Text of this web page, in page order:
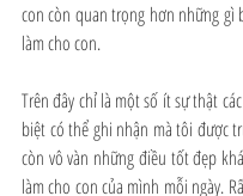
con còn quan trọng hơn những gì
làm cho con.
Trên đây chỉ là một số ít sự thật
biệt có thể ghi nhận mà tôi được
còn vô vàn những điều tốt đẹp
làm cho con của mình mỗi ngày.